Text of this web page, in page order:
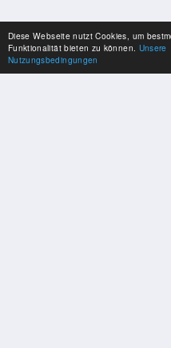
Diese Webseite nutzt Cookies, um
Funktionalität bieten zu können. Unsere
Nutzungsbedingungen